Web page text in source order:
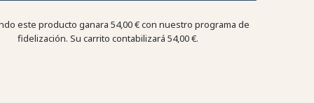
este producto ganara54,00 €con nuestro programa de
fidelización. Su carrito contabilizará 54,00 €.